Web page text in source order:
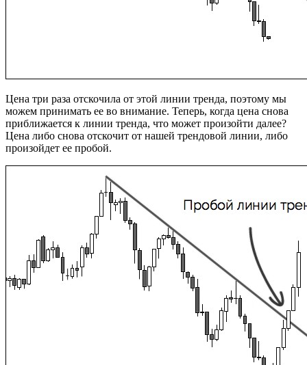
Цена три раза отскочила от этой линии тренда, поэтому мы
можем принимать ее во внимание. Теперь, когда цена снова
приближается к линии тренда, что может произойти далее?
Цена либо снова отскочит от нашей трендовой линии, либо
произойдет ее пробой.